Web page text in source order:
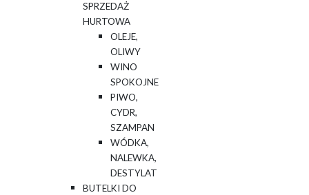
SPRZEDAŻ
HURTOWA
OLEJE,
OLIWY
WINO
SPOKOJNE
PIWO,
CYDR,
SZAMPAN
WÓDKA,
NALEWKA,
DESTYLAT
BUTELKI DO